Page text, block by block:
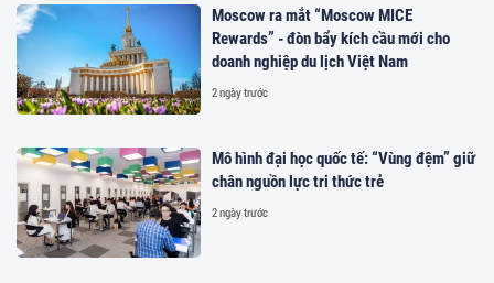
Moscow ra mắt “Moscow MICE
Rewards” - đòn bẩy kích cầu mới cho
doanh nghiệp du lịch Việt Nam
2 ngày trước
Mô hình đại học quốc tế: “Vùng đệm” giữ
chân nguồn lực tri thức trẻ
2 ngày trước